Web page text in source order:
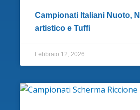
Campionati Italiani Nuoto,
artistico e Tuffi
Febbraio 12, 2026